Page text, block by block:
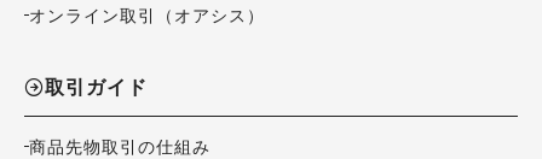
オンライン取引（オアシス）
取引ガイド
商品先物取引の仕組み